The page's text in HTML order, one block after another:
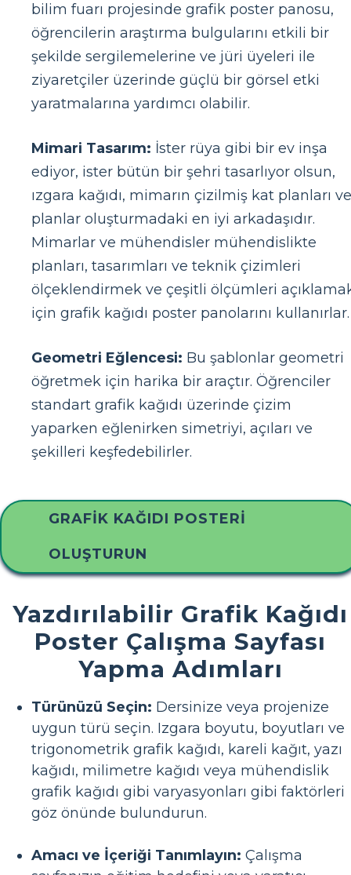
bilim fuarı projesinde grafik poster panosu,
öğrencilerin araştırma bulgularını etkili bir
şekilde sergilemelerine ve jüri üyeleri ile
ziyaretçiler üzerinde güçlü bir görsel etki
yaratmalarına yardımcı olabilir.
Mimari Tasarım: İster rüya gibi bir ev inşa
ediyor, ister bütün bir şehri tasarlıyor olsun,
ızgara kağıdı, mimarın çizilmiş kat planları ve
planlar oluşturmadaki en iyi arkadaşıdır.
Mimarlar ve mühendisler mühendislikte
planları, tasarımları ve teknik çizimleri
ölçeklendirmek ve çeşitli ölçümleri
için grafik kağıdı poster panolarını kullanırlar.
Geometri Eğlencesi: Bu şablonlar geometri
öğretmek için harika bir araçtır. Öğrenciler
standart grafik kağıdı üzerinde çizim
yaparken eğlenirken simetriyi, açıları ve
şekilleri keşfedebilirler.
GRAFIK KAĞIDI POSTERI
OLUŞTURUN
Yazdırılabilir Grafik Kağıdı
Poster Çalışma Sayfası
Yapma Adımları
Türünüzü Seçin: Dersinize veya projenize
uygun türü seçin. Izgara boyutu, boyutları ve
trigonometrik grafik kağıdı, kareli kağıt, yazı
kağıdı, milimetre kağıdı veya mühendislik
grafik kağıdı gibi varyasyonları gibi faktörleri
göz önünde bulundurun.
Amacı ve İçeriği Tanımlayın: Çalışma